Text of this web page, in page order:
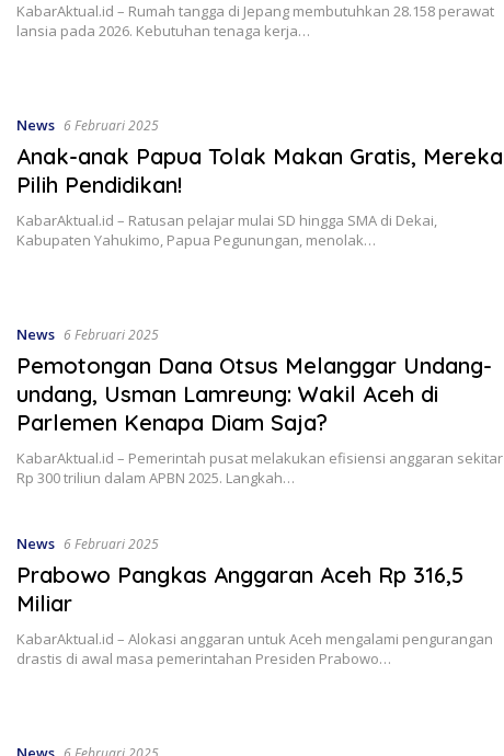
KabarAktual.id – Rumah tangga di Jepang membutuhkan 28.158 perawat
lansia pada 2026. Kebutuhan tenaga kerja…
News 6 Februari 2025
Anak-anak Papua Tolak Makan Gratis, Mereka
Pilih Pendidikan!
KabarAktual.id – Ratusan pelajar mulai SD hingga SMA di Dekai,
Kabupaten Yahukimo, Papua Pegunungan, menolak…
News 6 Februari 2025
Pemotongan Dana Otsus Melanggar Undang-
undang, Usman Lamreung: Wakil Aceh di
Parlemen Kenapa Diam Saja?
KabarAktual.id – Pemerintah pusat melakukan efisiensi anggaran sekitar
Rp 300 triliun dalam APBN 2025. Langkah…
News 6 Februari 2025
Prabowo Pangkas Anggaran Aceh Rp 316,5
Miliar
KabarAktual.id – Alokasi anggaran untuk Aceh mengalami pengurangan
drastis di awal masa pemerintahan Presiden Prabowo…